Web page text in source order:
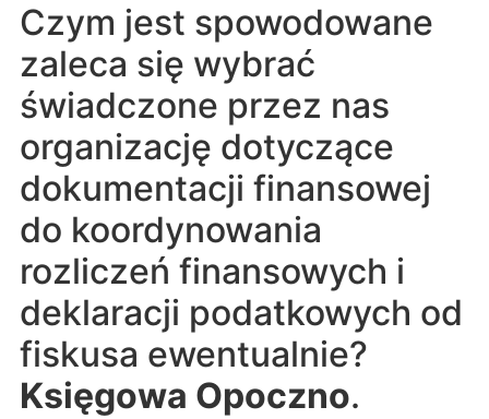
Czym jest spowodowane
zaleca się wybrać
świadczone przez nas
organizację dotyczące
dokumentacji finansowej
do koordynowania
rozliczeń finansowych i
deklaracji podatkowych od
fiskusa ewentualnie?
Księgowa Opoczno.